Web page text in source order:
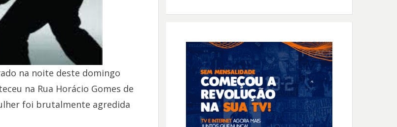
na noite deste domingo
na Rua Horácio Gomes de
foi brutalmente agredida